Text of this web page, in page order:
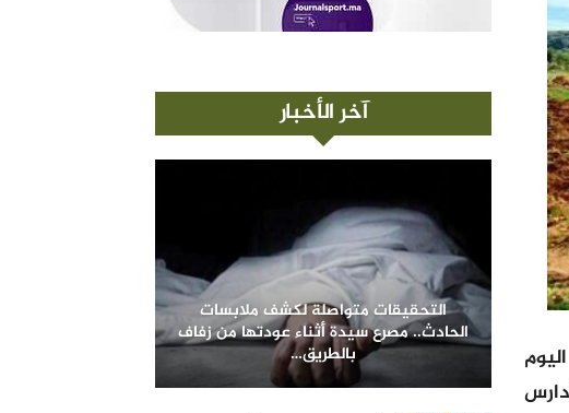
آخر الأخبار
التحقيقات متواصلة لكشف ملابسات
الحادث.. مصرع سيدة أثناء عودتها من زفاف
بالطريق…